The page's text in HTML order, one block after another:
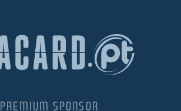
PREMIUM SPONSOR